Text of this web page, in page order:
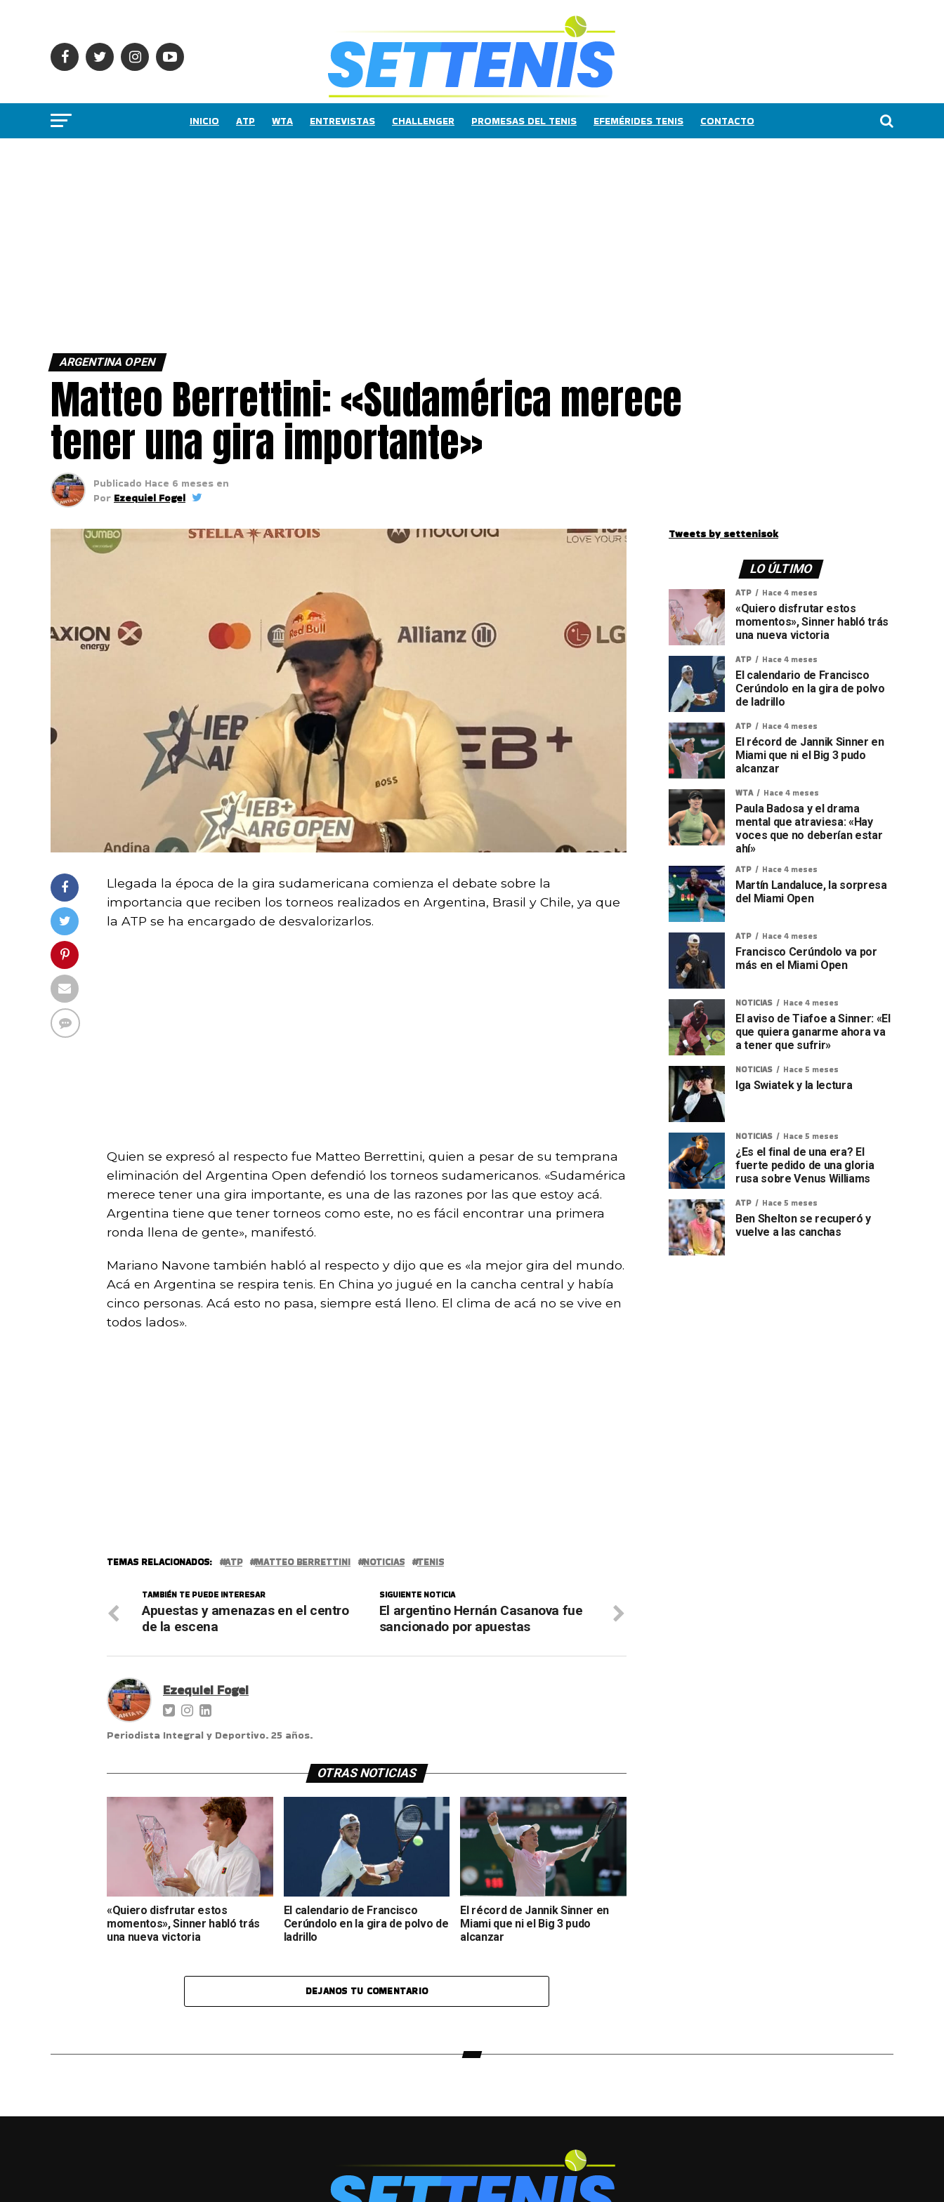
INICIO ATP WTA ENTREVISTAS CHALLENGER PROMESAS DEL TENIS EFEMÉRIDES TENIS CONTACTO
ARGENTINA OPEN
Matteo Berrettini: «Sudamérica merece
tener una gira importante»
Publicado Hace 6 meses en
Por Ezequiel Fogel
Llegada la época de la gira sudamericana comienza el debate sobre la
importancia que reciben los torneos realizados en Argentina, Brasil y Chile, ya que
la ATP se ha encargado de desvalorizarlos.
Quien se expresó al respecto fue Matteo Berrettini, quien a pesar de su temprana
eliminación del Argentina Open defendió los torneos sudamericanos. «Sudamérica
merece tener una gira importante, es una de las razones por las que estoy acá.
Argentina tiene que tener torneos como este, no es fácil encontrar una primera
ronda llena de gente», manifestó.
Mariano Navone también habló al respecto y dijo que es «la mejor gira del mundo.
Acá en Argentina se respira tenis. En China yo jugué en la cancha central y había
cinco personas. Acá esto no pasa, siempre está lleno. El clima de acá no se vive en
todos lados».
TEMAS RELACIONADOS: ATP MATTEO BERRETTINI NOTICIAS TENIS
SIGUIENTE NOTICIA
El argentino Hernán Casanova fue
sancionado por apuestas
TAMBIÉN TE PUEDE INTERESAR
Apuestas y amenazas en el centro
de la escena
Ezequiel Fogel
Periodista Integral y Deportivo. 25 años.
OTRAS NOTICIAS
«Quiero disfrutar estos
momentos», Sinner habló trás
una nueva victoria
El calendario de Francisco
Cerúndolo en la gira de polvo de
ladrillo
El récord de Jannik Sinner en
Miami que ni el Big 3 pudo
alcanzar
DEJANOS TU COMENTARIO
Tweets by settenisok
LO ÚLTIMO
ATP Hace 4 meses
«Quiero disfrutar estos
momentos», Sinner habló trás
una nueva victoria
ATP Hace 4 meses
El calendario de Francisco
Cerúndolo en la gira de polvo
de ladrillo
ATP Hace 4 meses
El récord de Jannik Sinner en
Miami que ni el Big 3 pudo
alcanzar
WTA Hace 4 meses
Paula Badosa y el drama
mental que atraviesa: «Hay
voces que no deberían estar
ahí»
ATP Hace 4 meses
Martín Landaluce, la sorpresa
del Miami Open
ATP Hace 4 meses
Francisco Cerúndolo va por
más en el Miami Open
NOTICIAS Hace 4 meses
El aviso de Tiafoe a Sinner: «El
que quiera ganarme ahora va
a tener que sufrir»
NOTICIAS Hace 5 meses
Iga Swiatek y la lectura
NOTICIAS Hace 5 meses
¿Es el final de una era? El
fuerte pedido de una gloria
rusa sobre Venus Williams
ATP Hace 5 meses
Ben Shelton se recuperó y
vuelve a las canchas